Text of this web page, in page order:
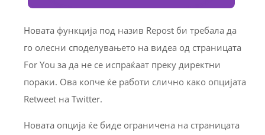
Новата функција под назив Repost би требала да
го олесни споделувањето на видеа од страницата
For You за да не се испраќаат преку директни
пораки. Ова копче ќе работи слично како опцијата
Retweet на Twitter.
Новата опција ќе биде ограничена на страницата